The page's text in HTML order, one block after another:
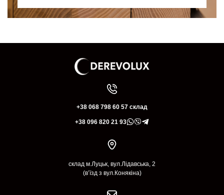
+38 068 798 60 57 склад
+38 096 820 21 93
склад м.Луцьк, вул.Лідавська, 2
(в’їзд з вул.Конякіна)